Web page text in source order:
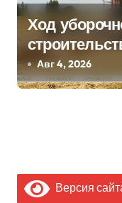
Ход
Лукашенко
Авг 4, 2026
Версия